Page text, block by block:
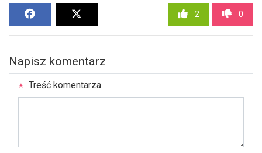
2 0
Napisz komentarz
Treść komentarza